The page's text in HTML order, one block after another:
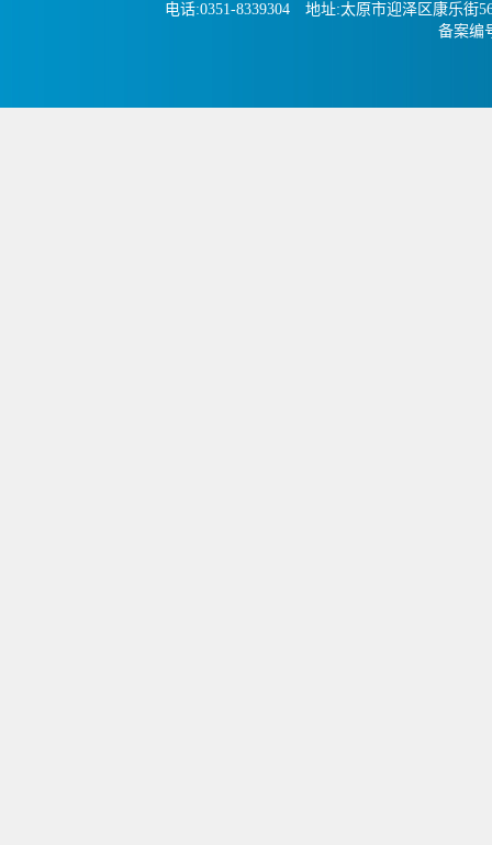
电话:0351-8339304 地址:太原市迎泽区康乐街
备案编